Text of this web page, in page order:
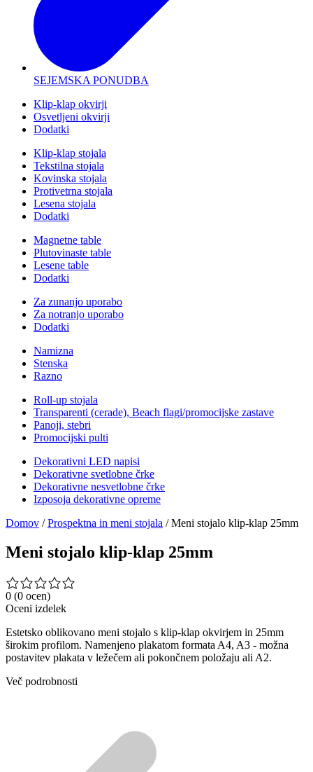
SEJEMSKA PONUDBA
Klip-klap okvirji
Osvetljeni okvirji
Dodatki
Klip-klap stojala
Tekstilna stojala
Kovinska stojala
Protivetrna stojala
Lesena stojala
Dodatki
Magnetne table
Plutovinaste table
Lesene table
Dodatki
Za zunanjo uporabo
Za notranjo uporabo
Dodatki
Namizna
Stenska
Razno
Roll-up stojala
Transparenti (cerade), Beach flagi/promocijske zastave
Panoji, stebri
Promocijski pulti
Dekorativni LED napisi
Dekorativne svetlobne črke
Dekorativne nesvetlobne črke
Izposoja dekorativne opreme
Domov /Prospektna in meni stojala / Meni stojalo klip-klap 25mm
Meni stojalo klip-klap 25mm
0 (0 ocen)
Oceni izdelek
Estetsko oblikovano meni stojalo s klip-klap okvirjem in 25mm
širokim profilom. Namenjeno plakatom formata A4, A3 - možna
postavitev plakata v ležečem ali pokončnem položaju ali A2.
Več podrobnosti